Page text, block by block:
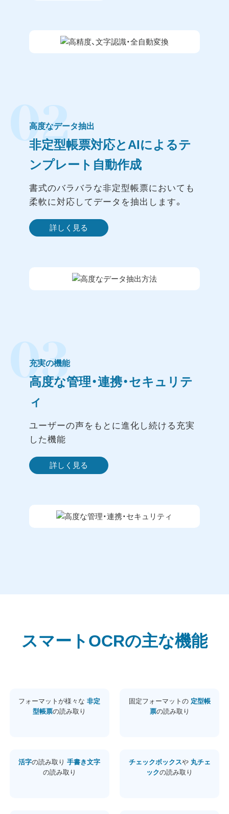
02
高度なデータ抽出
非定型帳票対応とAIによるテ
ンプレート自動作成
書式のバラバラな非定型帳票においても
柔軟に対応してデータを抽出します。
詳しく見る
03
充実の機能
高度な管理・連携・セキュリテ
ィ
ユーザーの声をもとに進化し続ける充実
した機能
詳しく見る
スマートOCRの主な機能
フォーマットが様々な非定
型帳票の読み取り
固定フォーマットの 定型帳
票の読み取り
活字の読み取り手書き文字
の読み取り
チェックボックスや 丸チェ
ックの読み取り